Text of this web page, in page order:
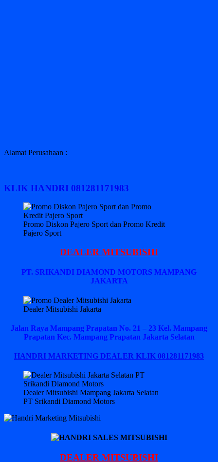
Alamat Perusahaan :
KLIK HANDRI 081281171983
Promo Diskon Pajero Sport dan Promo Kredit
Pajero Sport
DEALER MITSUBISHI
PT. SRIKANDI DIAMOND MOTORS MAMPANG
JAKARTA
Dealer Mitsubishi Jakarta
Jalan Raya Mampang Prapatan No. 21 – 23 Kel. Mampang
Prapatan Kec. Mampang Prapatan Jakarta Selatan
HANDRI MARKETING DEALER KLIK 081281171983
Dealer Mitsubishi Mampang Jakarta Selatan
PT Srikandi Diamond Motors
DEALER MITSUBISHI